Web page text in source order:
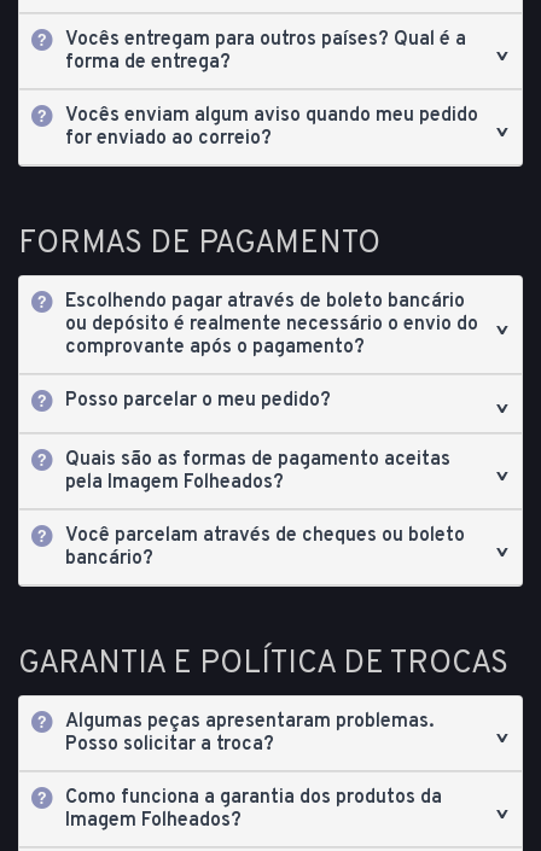
Vocês entregam para outros países? Qual é a
forma de entrega?
Vocês enviam algum aviso quando meu pedido
for enviado ao correio?
FORMAS DE PAGAMENTO
Escolhendo pagar através de boleto bancário
ou depósito é realmente necessário o envio do
comprovante após o pagamento?
Posso parcelar o meu pedido?
Quais são as formas de pagamento aceitas
pela Imagem Folheados?
Você parcelam através de cheques ou boleto
bancário?
GARANTIA E POLÍTICA DE TROCAS
Algumas peças apresentaram problemas.
Posso solicitar a troca?
Como funciona a garantia dos produtos da
Imagem Folheados?